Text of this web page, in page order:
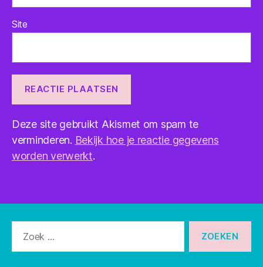
Site
Deze site gebruikt Akismet om spam te
verminderen. Bekijk hoe je reactie gegevens
worden verwerkt.
naar: